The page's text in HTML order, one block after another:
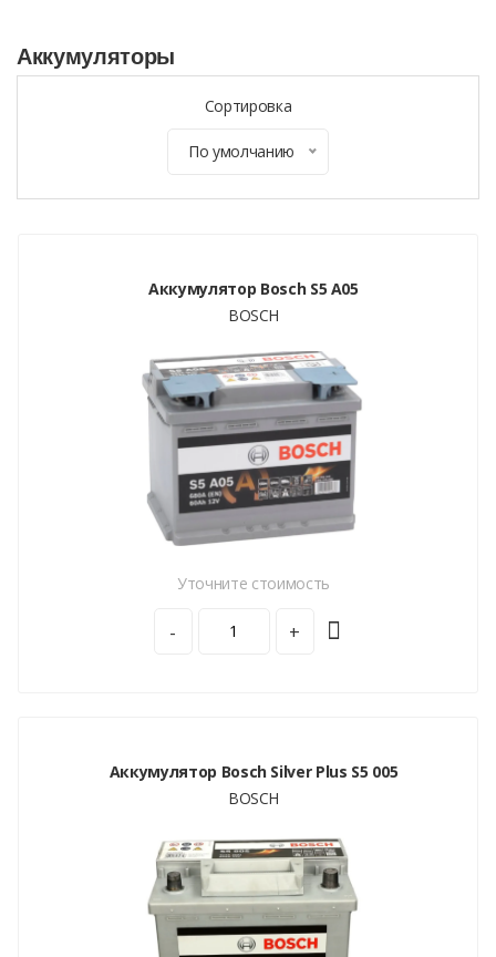
Аккумуляторы
Сортировка
По умолчанию
Аккумулятор Bosch S5 A05
BOSCH
Уточните стоимость
- +
Аккумулятор Bosch Silver Plus S5 005
BOSCH